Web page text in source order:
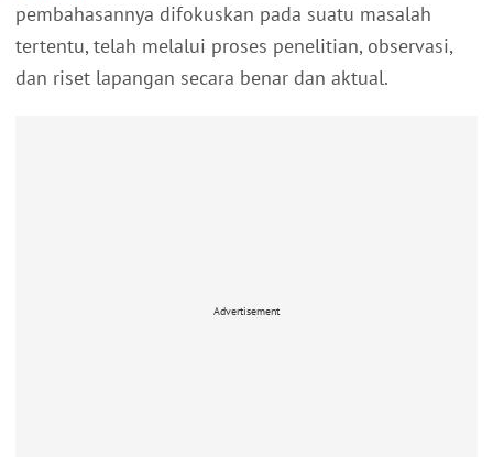
pembahasannya difokuskan pada suatu masalah
tertentu, telah melalui proses penelitian, observasi,
dan riset lapangan secara benar dan aktual.
Advertisement